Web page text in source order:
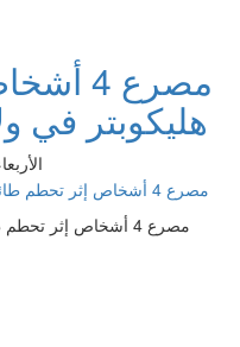
مصرع
هليكوبتر في
الأربعاء 23 فبراير 2022
مصرع 4 أشخاص إثر تحطم طائرة هليكوبتر في ولاية هاواي الأمريكية